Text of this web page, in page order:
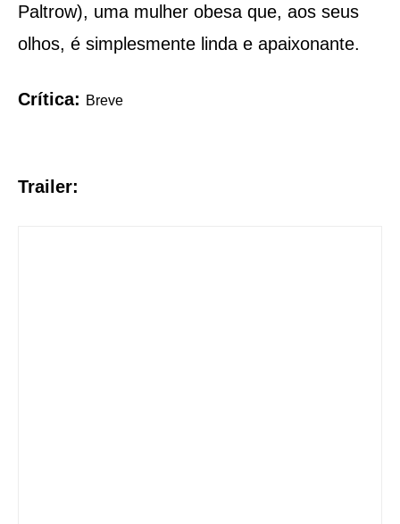
Paltrow), uma mulher obesa que, aos seus
olhos, é simplesmente linda e apaixonante.
Crítica: Breve
Trailer: